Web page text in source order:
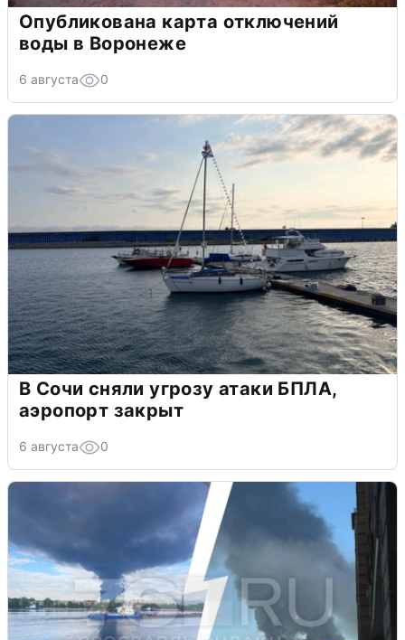
Опубликована карта отключений
воды в Воронеже
6 августа 0
В Сочи сняли угрозу атаки БПЛА,
аэропорт закрыт
6 августа 0